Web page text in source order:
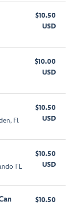
$10.50
USD
$10.00
USD
Fl
$10.50
USD
FL
$10.50
USD
$10.50